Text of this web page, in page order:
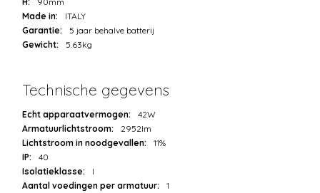
Made in:
ITALY
Garantie:
5 jaar behalve batterij
Gewicht:
5.63kg
Technische gegevens
Echt apparaatvermogen:
42W
Armatuurlichtstroom:
2952lm
Lichtstroom in noodgevallen:
11%
IP:
40
Isolatieklasse:
I
Aantal voedingen per armatuur:
1